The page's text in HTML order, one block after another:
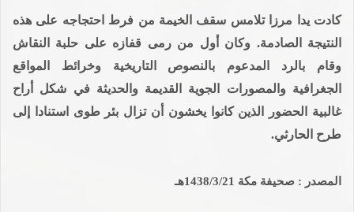
كادت يدا مرزا تلامس سقف الخيمة من فرط احتجاجه على هذه
النتيجة الصادمة. وكان أول من رمى قفازه على حلبة النقاش
وقام بالرد المدعوم بالنصوص التاريخية وخرائط المواقع
الجغرافية والمصورات الجوية القديمة والحديثة في شكل أراح
غالبية الحضور الذين كانوا يخشون أن تزال بئر طوى استنادا إلى
طرح الحارثي.
المصدر : صحيفة مكة 1438/3/21هـ